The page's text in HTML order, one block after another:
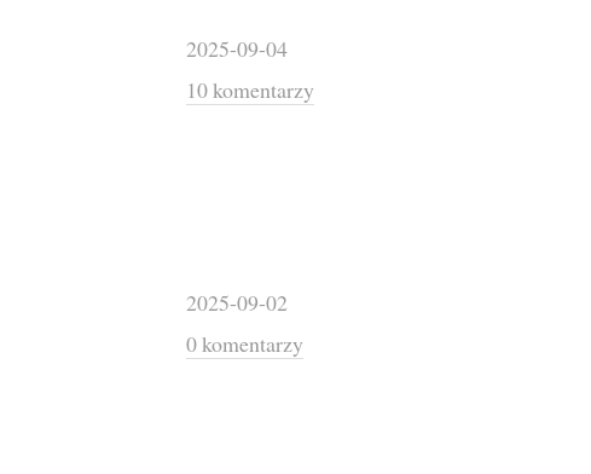
2025-09-04
10 komentarzy
2025-09-02
0 komentarzy